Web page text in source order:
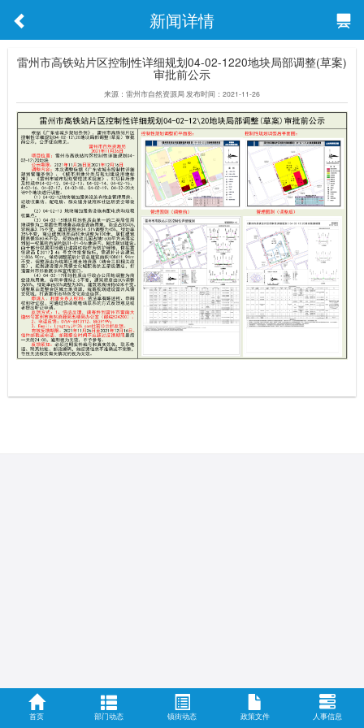
新闻详情
雷州市高铁站片区控制性详细规划04-02-1220地块局部调整(草案)
审批前公示
来源：雷州市自然资源局 发布时间：2021-11-26
首页 部门动态 镇街动态 政策文件 人事信息